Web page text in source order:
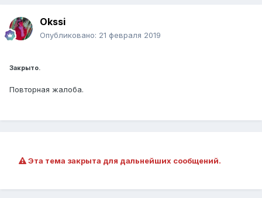
Okssi
Опубликовано: 21 февраля 2019
Закрыто.
Повторная жалоба.
Эта тема закрыта для дальнейших сообщений.